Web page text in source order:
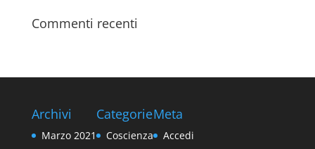
Commenti recenti
Archivi
Marzo 2021
Categorie
Coscienza
Meta
Accedi